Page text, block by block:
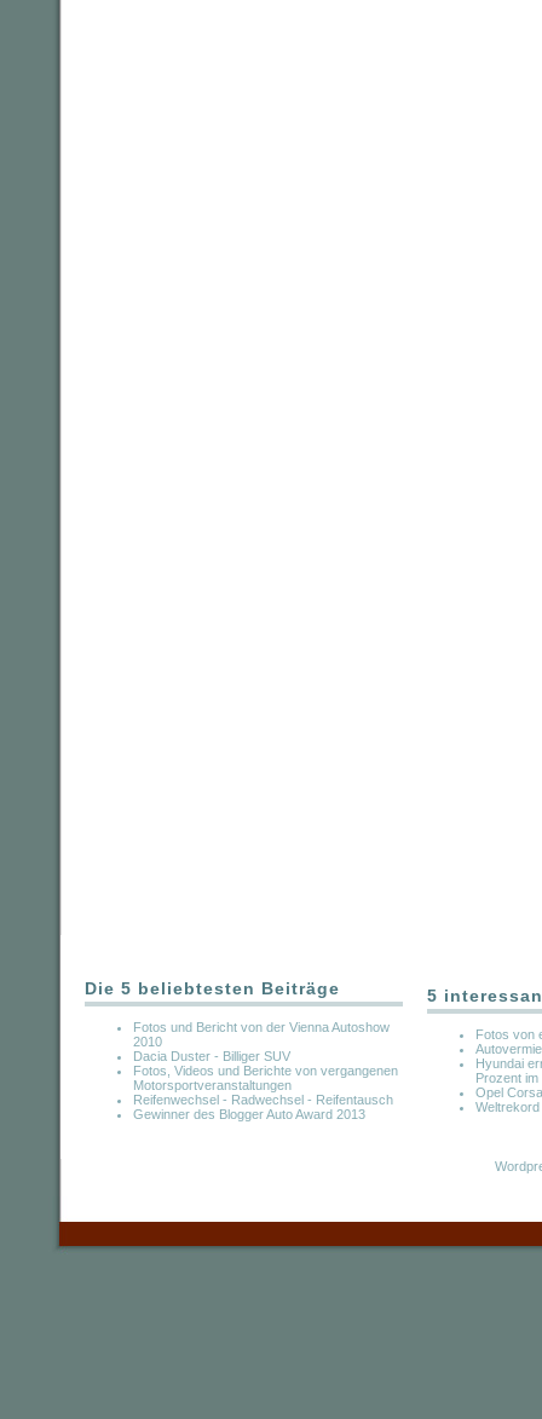
Die 5 beliebtesten Beiträge
Fotos und Bericht von der Vienna Autoshow
2010
Dacia Duster - Billiger SUV
Fotos, Videos und Berichte von vergangenen
Motorsportveranstaltungen
Reifenwechsel - Radwechsel - Reifentausch
Gewinner des Blogger Auto Award 2013
5
Fotos von
Hyundai
Prozent
Opel